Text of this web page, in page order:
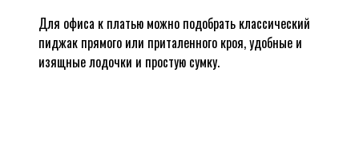
Для офиса к платью можно подобрать классический
пиджак прямого или приталенного кроя, удобные и
изящные лодочки и простую сумку.